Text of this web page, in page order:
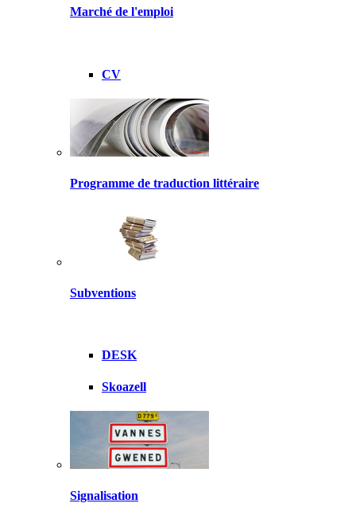
Marché de l'emploi
CV
Programme de traduction littéraire
Subventions
DESK
Skoazell
Signalisation